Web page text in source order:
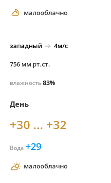
малооблачно
западный 4м/с
756 мм рт.ст.
влажность83%
День
+30 ... +32
Вода +29
малооблачно